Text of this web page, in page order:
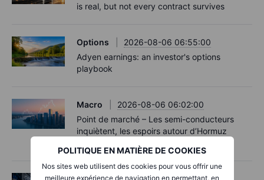
POLITIQUE EN MATIÈRE DE COOKIES
Nos sites web utilisent des cookies pour vous offrir une
meilleure expérience de navigation en permettant, en
is real, but not every contract survives
Options
2026-08-06 06:55:00
Adyen earnings: an investor's options
playbook
Macro
2026-08-06 06:02:00
Point de marché – Les semi-conducteurs
inquiètent, les espoirs autour d’Hormuz